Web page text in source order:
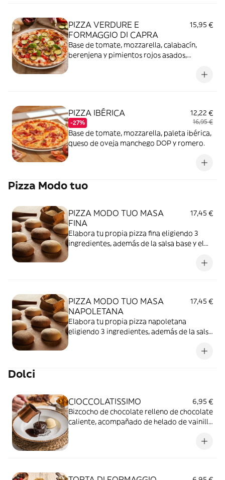
PIZZA VERDURE E
FORMAGGIO DI CAPRA
15,95 €
Base de tomate, mozzarella, calabacín,
berenjena y pimientos rojos asados,
PIZZA IBÉRICA
-27%
12,22 €
16,95 €
Base de tomate, mozzarella, paleta ibérica,
queso de oveja manchego DOP y romero.
Pizza Modo tuo
PIZZA MODO TUO MASA
FINA
17,45 €
Elabora tu propia pizza fina eligiendo 3
ingredientes, además de la salsa base y el
PIZZA MODO TUO MASA
NAPOLETANA
17,45 €
Elabora tu propia pizza napoletana
eligiendo 3 ingredientes, además de la salsa
Dolci
CIOCCOLATISSIMO
6,95 €
Bizcocho de chocolate relleno de chocolate
caliente, acompañado de helado de vainilla